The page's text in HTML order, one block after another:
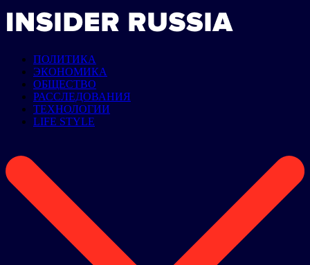
ПОЛИТИКА
ЭКОНОМИКА
ОБЩЕСТВО
РАССЛЕДОВАНИЯ
ТЕХНОЛОГИИ
LIFE STYLE